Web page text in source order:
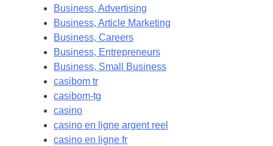
Business, Advertising
Business, Article Marketing
Business, Careers
Business, Entrepreneurs
Business, Small Business
casibom tr
casibom-tg
casino
casino en ligne argent reel
casino en ligne fr